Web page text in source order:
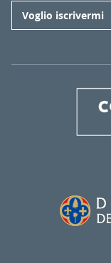
Voglio iscrivermi